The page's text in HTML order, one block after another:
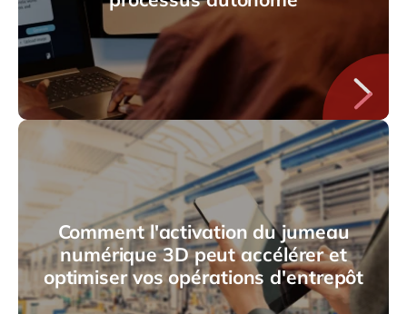
Comment l'activation du jumeau
numérique 3D peut accélérer et
optimiser vos opérations d'entrepôt